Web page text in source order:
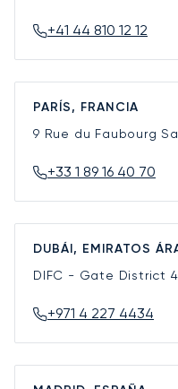
+41 44 810 12 12
PARÍS, FRANCIA
9 Rue du Faubourg
+33 1 89 16 40 70
DUBÁI, EMIRATOS
DIFC - Gate District
+971 4 227 4434